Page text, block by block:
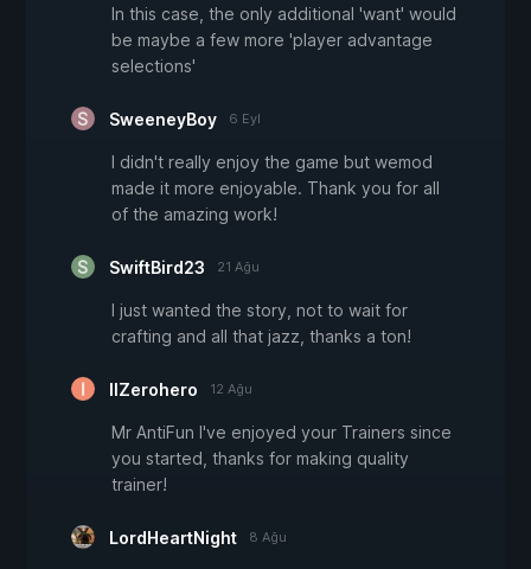
In this case, the only additional 'want' would
be maybe a few more 'player advantage
selections'
SweeneyBoy 6 Eyl
I didn't really enjoy the game but wemod
made it more enjoyable. Thank you for all
of the amazing work!
SwiftBird23 21 Ağu
I just wanted the story, not to wait for
crafting and all that jazz, thanks a ton!
IIZerohero 12 Ağu
Mr AntiFun I've enjoyed your Trainers since
you started, thanks for making quality
trainer!
LordHeartNight 8 Ağu